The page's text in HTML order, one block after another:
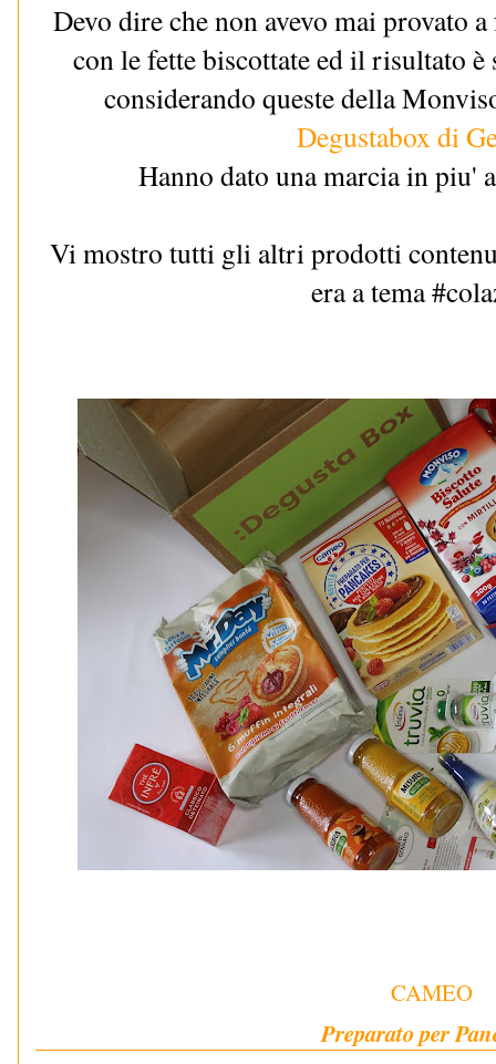
Devo dire che non avevo mai provato a
con le fette biscottate ed il risultato
considerando queste della
Degustabox di
Hanno dato una marcia in piu'
Vi mostro tutti gli altri prodotti
era a tema
CAMEO
Preparato per